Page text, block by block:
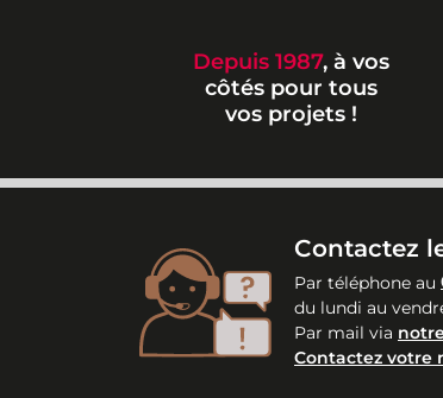
Depuis 1987, à vos
côtés pour tous
vos projets !
Contactez
Par téléphone au
du lundi au
Par mail via
Contactez votre